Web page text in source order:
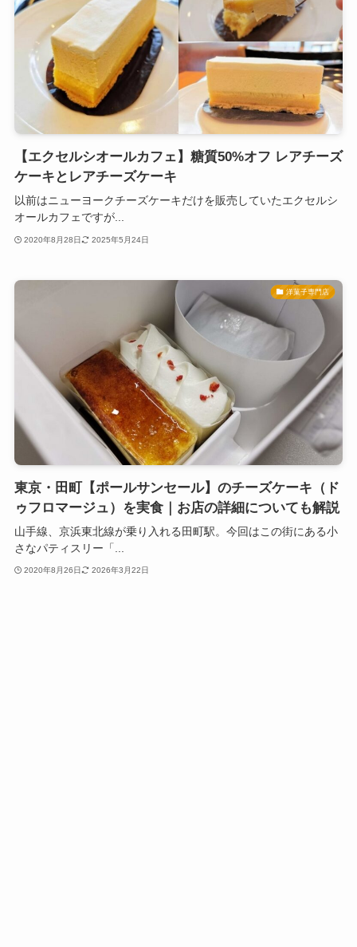
【エクセルシオールカフェ】糖質50%オフ レアチーズ
ケーキとレアチーズケーキ
以前はニューヨークチーズケーキだけを販売していたエクセルシ
オールカフェですが...
2020年8月28日 2025年5月24日
洋菓子専門店
東京・田町【ポールサンセール】のチーズケーキ（ド
ゥフロマージュ）を実食｜お店の詳細についても解説
山手線、京浜東北線が乗り入れる田町駅。今回はこの街にある小
さなパティスリー「...
2020年8月26日 2026年3月22日